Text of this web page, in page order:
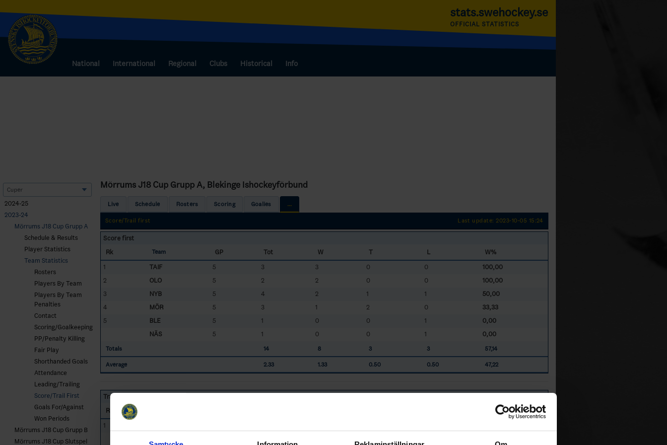
National International Regional Clubs Historical Info
stats.swehockey.se
OFFICIAL STATISTICS
2024-25
2023-24
Mörrums J18 Cup Grupp A
Schedule & Results
Player Statistics
Team Statistics
Rosters
Players By Team
Players By Team
Penalties
Contact
Scoring/Goalkeeping
PP/Penalty Killing
Fair Play
Shorthanded Goals
Attendance
Leading/Trailing
Score/Trail First
Goals For/Against
Won Periods
Mörrums J18 Cup Grupp B
Mörrums J18 Cup Slutspel
Mörrums J18 Cup Grupp A, Blekinge Ishockeyförbund
Live Schedule Rosters Scoring Goalies ...
Score/Trail first Last update: 2023-10-05 15:24
Score first
Rk
Team GP Tot W T L
W%
1
TAIF 5 3 3 0 0
100,00
2
OLO 5 2 2 0 0
100,00
3
NYB 5 4 2 1 1
50,00
4
MÖR 5 3 1 2 0
33,33
5
BLE 5 1 0 0 1
0,00
NÄS
5 1 0 0 1 0,00
Totals 14 8 3 3 57,14
Average 2.33 1.33 0.50 0.50 47,22
Trail first
Rk
W%
1